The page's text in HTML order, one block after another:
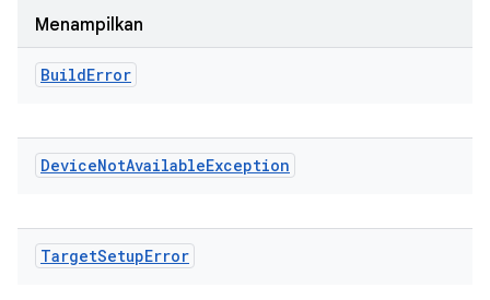
Menampilkan
BuildError
DeviceNotAvailableException
TargetSetupError